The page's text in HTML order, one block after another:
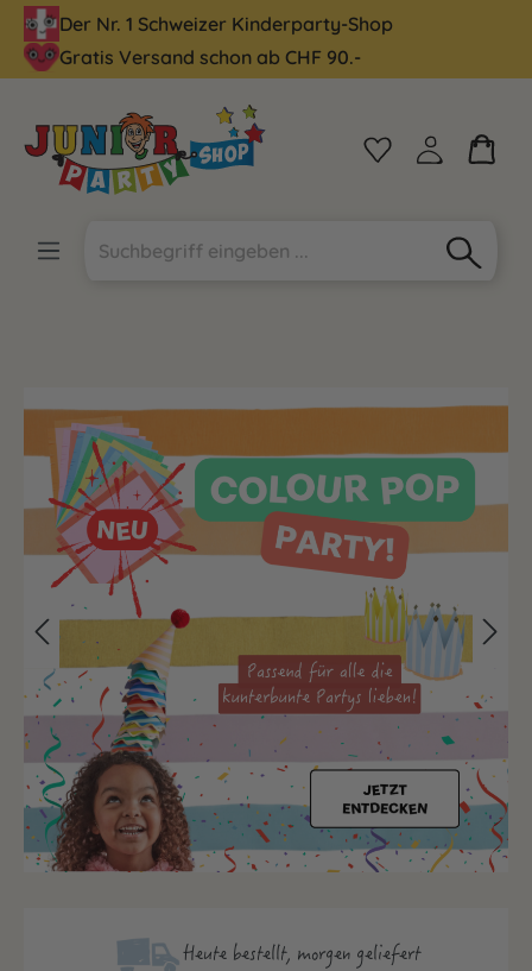
springen
Der Nr. 1 Schweizer Kinderparty-Shop
Gratis Versand schon ab CHF 90.-
Heute bestellt, morgen geliefert